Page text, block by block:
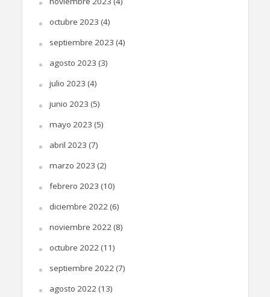
octubre 2023 (4)
septiembre 2023 (4)
agosto 2023 (3)
julio 2023 (4)
junio 2023 (5)
mayo 2023 (5)
abril 2023 (7)
marzo 2023 (2)
febrero 2023 (10)
diciembre 2022(6)
noviembre 2022(8)
octubre 2022(11)
septiembre 2022(7)
agosto 2022(13)